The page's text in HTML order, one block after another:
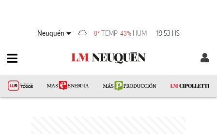
Neuquén 8° TEMP 43% HUM 19:53 HS